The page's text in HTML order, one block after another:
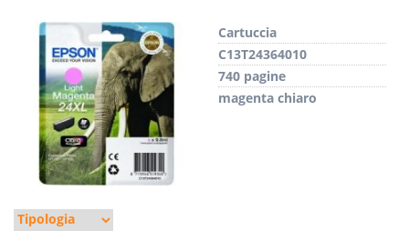
Cartuccia
C13T24364010
740 pagine
magenta chiaro